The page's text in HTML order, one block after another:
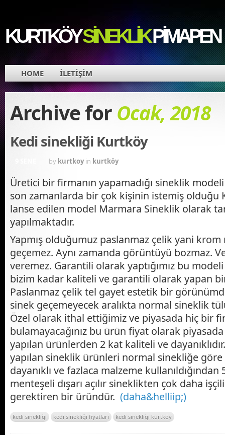
KURTKÖYSINEKLIKPIMAPEN
HOME İLETİŞİM
Archive for Ocak, 2018
Kedi sinekliği Kurtköy
by kurtkoy in kurtköy
Üretici bir firmanın yapamadığı sineklik
son zamanlarda bir çok kişinin istemiş olduğu
lanse edilen model Marmara Sineklik olarak
yapılmaktadır.
Yapmış olduğumuz paslanmaz çelik yani krom
geçemez. Aynı zamanda görüntüyü bozmaz.
veremez. Garantili olarak yaptığımız bu
bizim kadar kaliteli ve garantili olarak yapan
Paslanmaz çelik tel gayet estetik bir
sinek geçemeyecek aralıkta normal sineklik
Özel olarak ithal ettiğimiz ve piyasada hiç bir
bulamayacağınız bu ürün fiyat olarak
yapılan ürünlerden 2 kat kaliteli ve
yapılan sineklik ürünleri normal sinekliğe
dayanıklı ve fazlaca malzeme kullanıldığından
menteşeli dışarı açılır sineklikten çok daha
gerektiren bir üründür. (daha&helliip;)
kedi sinekliği kedi sinekliği fiyatları kedi sinekliği kurtköy